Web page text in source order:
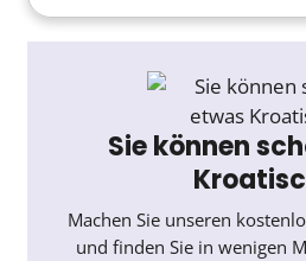
Sie können
Machen Sie unseren
und finden Sie in wenigen